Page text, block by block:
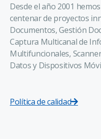
Desde el año 2001
centenar de proyectos
Documentos, Gestión
Captura Multicanal de
Multifuncionales,
Datos y Dispositivos
Política de calidad